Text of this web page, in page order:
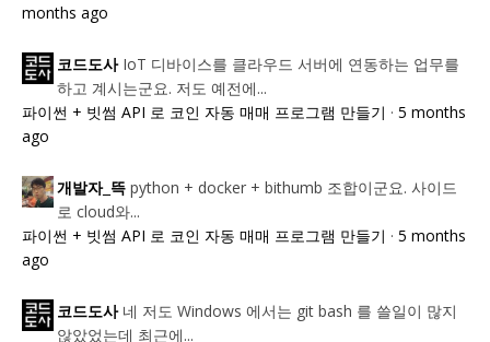
months ago
코드도사 IoT 디바이스를 클라우드 서버에 연동하는 업무를
하고 계시는군요. 저도 예전에...
파이썬 + 빗썸 API 로 코인 자동 매매 프로그램 만들기 · 5 months
ago
개발자_뜩 python + docker + bithumb 조합이군요. 사이드
로 cloud와...
파이썬 + 빗썸 API 로 코인 자동 매매 프로그램 만들기 · 5 months
ago
코드도사 네 저도 Windows 에서는 git bash 를 쓸일이 많지
않았었는데 최근에...